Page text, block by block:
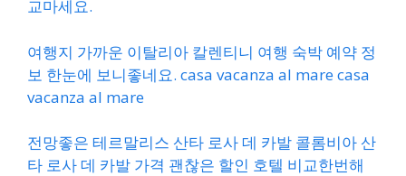
교마세요.
여행지 가까운 이탈리아 칼렌티니 여행 숙박 예약 정
보 한눈에 보니좋네요. casa vacanza al mare casa
vacanza al mare
전망좋은 테르말리스 산타 로사 데 카발 콜롬비아 산
타 로사 데 카발 가격 괜찮은 할인 호텔 비교한번해